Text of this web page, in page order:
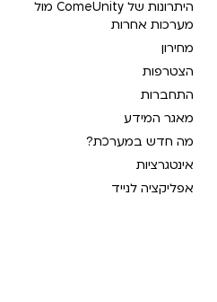
היתרונות של ComeUnity מול
מערכות אחרות
מחירון
הצטרפות
התחברות
מאגר המידע
מה חדש במערכת?
אינטגרציות
אפליקציה לנייד